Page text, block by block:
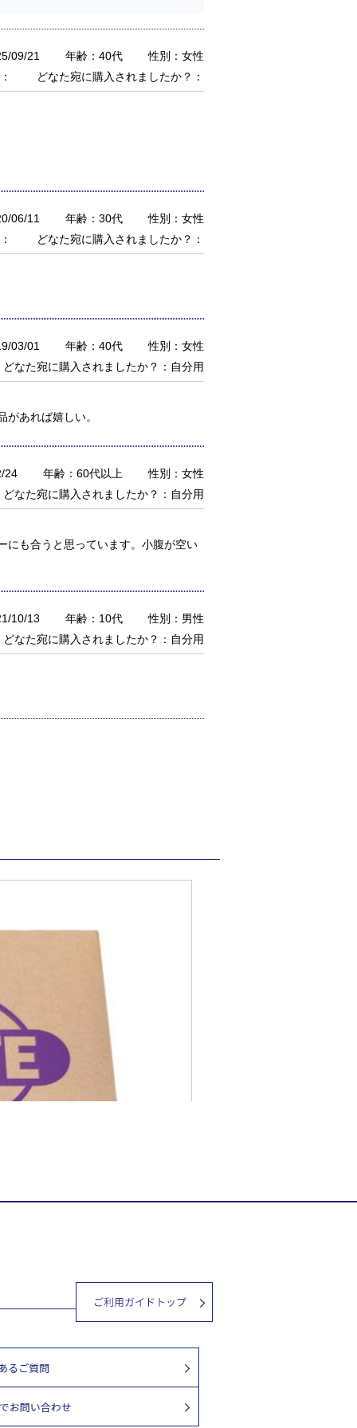
09/21 年齢：40代
性別：女性
どなた宛に購入されましたか？：
06/11 年齢：30代
性別：女性
どなた宛に購入されましたか？：
03/01 年齢：40代
性別：女性
どなた宛に購入されましたか？：自分用
あれば嬉しい。
24 年齢：60代以上
性別：女性
どなた宛に購入されましたか？：自分用
にも合うと思っています。小腹が空い
10/13 年齢：10代
性別：男性
どなた宛に購入されましたか？：自分用